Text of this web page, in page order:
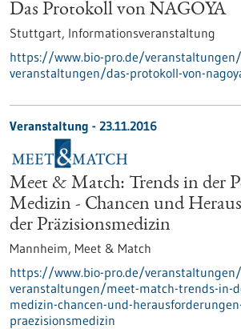
Das Protokoll von NAGOYA
Stuttgart, Informationsveranstaltung
https://www.bio-pro.de/
veranstaltungen/das-protokoll-von-
Veranstaltung - 23.11.2016
Meet & Match: Trends in der
Medizin - Chancen und
der Präzisionsmedizin
Mannheim, Meet & Match
https://www.bio-pro.de/
veranstaltungen/meet-match-trends-in-
medizin-chancen-und-
praezisionsmedizin